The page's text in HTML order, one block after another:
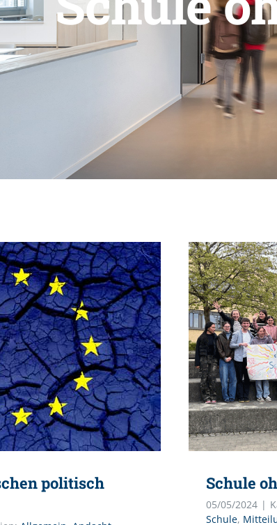
politisch
Schule
05/05/2024 |
Schule,